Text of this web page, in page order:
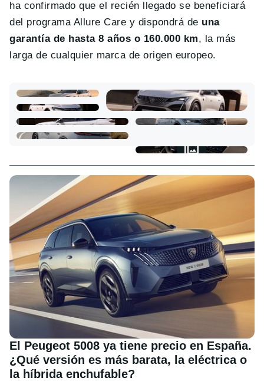
ha confirmado que el recién llegado se beneficiará
del programa Allure Care y dispondrá de una
garantía de hasta 8 años o 160.000 km, la más
larga de cualquier marca de origen europeo.
El Peugeot 5008 ya tiene precio en España.
¿Qué versión es más barata, la eléctrica o
la híbrida enchufable?